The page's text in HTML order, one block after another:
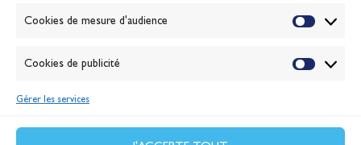
Cookies de mesure d'audience
Cookies de publicité
Gérer les services
ABONNEZ-VOUS
J'accepte lapolitique de confidentialité